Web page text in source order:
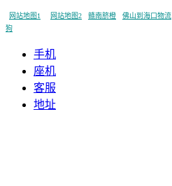
网站地图1 网站地图2 赣南脐橙 佛山到海口物流
狗
手机
座机
客服
地址